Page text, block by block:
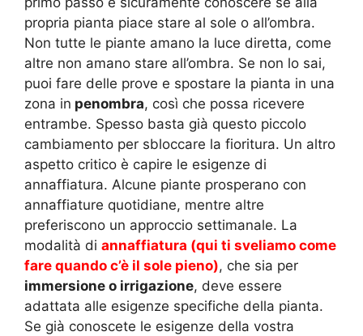
propria pianta piace stare al sole o all’ombra.
Non tutte le piante amano la luce diretta, come
altre non amano stare all’ombra. Se non lo sai,
puoi fare delle prove e spostare la pianta in una
zona in penombra, così che possa ricevere
entrambe. Spesso basta già questo piccolo
cambiamento per sbloccare la fioritura. Un altro
aspetto critico è capire le esigenze di
annaffiatura. Alcune piante prosperano con
annaffiature quotidiane, mentre altre
preferiscono un approccio settimanale. La
modalità di annaffiatura (qui ti sveliamo come
fare quando c’è il sole pieno), che sia per
immersione o irrigazione, deve essere
adattata alle esigenze specifiche della pianta.
Se già conoscete le esigenze della vostra